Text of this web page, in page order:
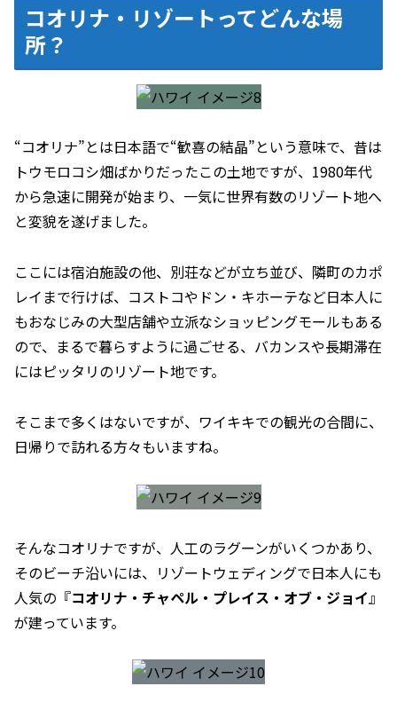
コオリナ・リゾートってどんな場
所？
“コオリナ”とは日本語で“歓喜の結晶”という意味で、昔は
トウモロコシ畑ばかりだったこの土地ですが、1980年代
から急速に開発が始まり、一気に世界有数のリゾート地へ
と変貌を遂げました。
ここには宿泊施設の他、別荘などが立ち並び、隣町のカポ
レイまで行けば、コストコやドン・キホーテなど日本人に
もおなじみの大型店舗や立派なショッピングモールもある
ので、まるで暮らすように過ごせる、バカンスや長期滞在
にはピッタリのリゾート地です。
そこまで多くはないですが、ワイキキでの観光の合間に、
日帰りで訪れる方々もいますね。
そんなコオリナですが、人工のラグーンがいくつかあり、
そのビーチ沿いには、リゾートウェディングで日本人にも
人気の『コオリナ・チャペル・プレイス・オブ・ジョイ 』
が建っています。